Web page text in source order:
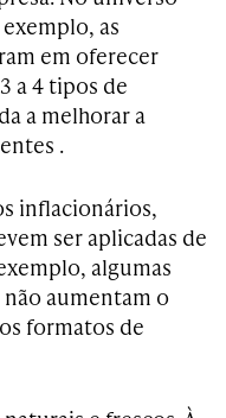
as
em oferecer
a 4 tipos de
a melhorar a
.
inflacionários,
ser aplicadas de
algumas
não aumentam o
formatos de